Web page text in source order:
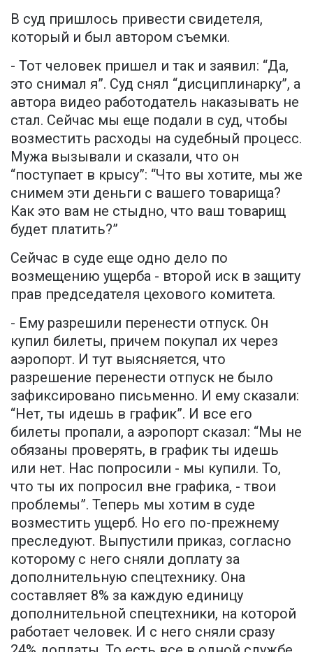
В суд пришлось привести свидетеля,
который и был автором съемки.
- Тот человек пришел и так и заявил: “Да,
это снимал я”. Суд снял “дисциплинарку”, а
автора видео работодатель наказывать не
стал. Сейчас мы еще подали в суд, чтобы
возместить расходы на судебный процесс.
Мужа вызывали и сказали, что он
“поступает в крысу”: “Что вы хотите, мы же
снимем эти деньги с вашего товарища?
Как это вам не стыдно, что ваш товарищ
будет платить?”
Сейчас в суде еще одно дело по
возмещению ущерба - второй иск в защиту
прав председателя цехового комитета.
- Ему разрешили перенести отпуск. Он
купил билеты, причем покупал их через
аэропорт. И тут выясняется, что
разрешение перенести отпуск не было
зафиксировано письменно. И ему сказали:
“Нет, ты идешь в график”. И все его
билеты пропали, а аэропорт сказал: “Мы не
обязаны проверять, в график ты идешь
или нет. Нас попросили - мы купили. То,
что ты их попросил вне графика, - твои
проблемы”. Теперь мы хотим в суде
возместить ущерб. Но его по-прежнему
преследуют. Выпустили приказ, согласно
которому с него сняли доплату за
дополнительную спецтехнику. Она
составляет 8% за каждую единицу
дополнительной спецтехники, на которой
работает человек. И с него сняли сразу